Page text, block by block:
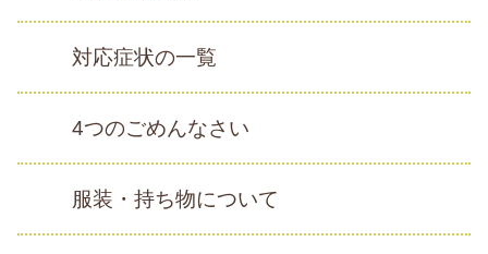
対応症状の一覧
4つのごめんなさい
服装・持ち物について